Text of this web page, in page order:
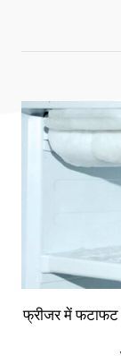
फ्रीजर में फटाफट